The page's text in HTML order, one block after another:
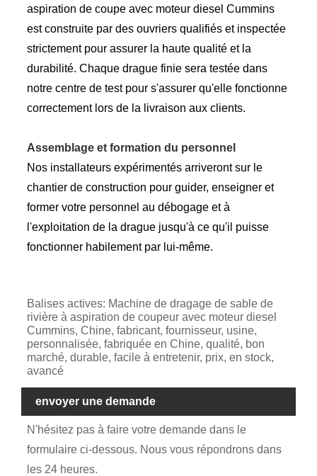
aspiration de coupe avec moteur diesel Cummins
est construite par des ouvriers qualifiés et inspectée
strictement pour assurer la haute qualité et la
durabilité. Chaque drague finie sera testée dans
notre centre de test pour s'assurer qu'elle fonctionne
correctement lors de la livraison aux clients.
Assemblage et formation du personnel
Nos installateurs expérimentés arriveront sur le
chantier de construction pour guider, enseigner et
former votre personnel au débogage et à
l'exploitation de la drague jusqu'à ce qu'il puisse
fonctionner habilement par lui-même.
Balises actives: Machine de dragage de sable de
rivière à aspiration de coupeur avec moteur diesel
Cummins, Chine, fabricant, fournisseur, usine,
personnalisée, fabriquée en Chine, qualité, bon
marché, durable, facile à entretenir, prix, en stock,
avancé
envoyer une demande
N'hésitez pas à faire votre demande dans le
formulaire ci-dessous. Nous vous répondrons dans
les 24 heures.